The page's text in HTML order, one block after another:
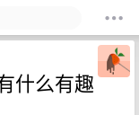
什么有趣